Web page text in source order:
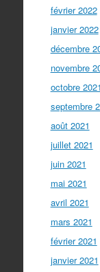
février 2022
janvier 2022
décembre
novembre
octobre 2021
septembre
août 2021
juillet 2021
juin 2021
mai 2021
avril 2021
mars 2021
février 2021
janvier 2021